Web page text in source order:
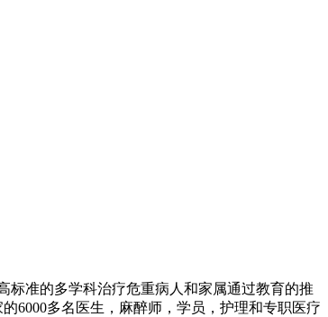
标准的多学科治疗危重病人和家属通过教育的推
6000多名医生，麻醉师，学员，护理和专职医疗